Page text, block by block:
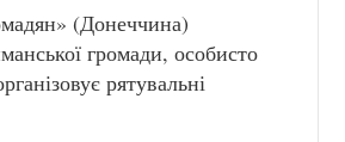
(Донеччина)
громади, особисто
рятувальні